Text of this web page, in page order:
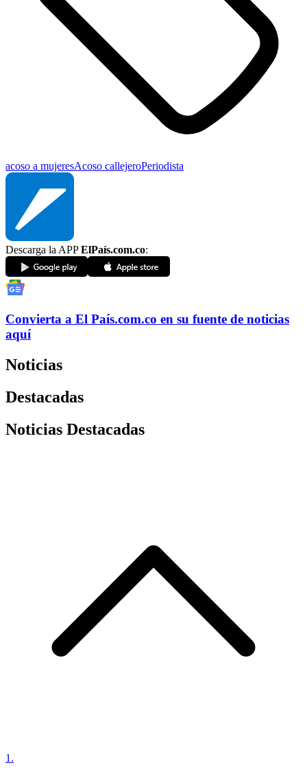
acoso a mujeresAcoso callejeroPeriodista
Descarga la APPElPaís.com.co:
Convierta a El País.com.co en su fuente de noticias
aquí
Noticias
Destacadas
Noticias Destacadas
1 .